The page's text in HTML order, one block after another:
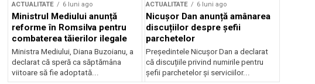
ACTUALITATE 6 luni ago
Ministrul Mediului anunță
reforme în Romsilva pentru
combaterea tăierilor ilegale
Ministra Mediului, Diana Buzoianu, a
declarat că speră ca săptămâna
viitoare să fie adoptată...
ACTUALITATE 6 luni ago
Nicușor Dan anunță amânarea
discuțiilor despre șefii
parchetelor
Președintele Nicușor Dan a declarat
că discuțiile privind numirile pentru
șefii parchetelor și serviciilor...